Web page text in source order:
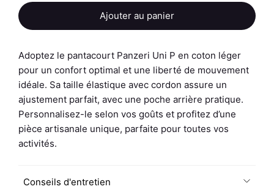
P
-
Personnalisé
Ajouter au panier
Adoptez le pantacourt Panzeri Uni P en coton léger
pour un confort optimal et une liberté de mouvement
idéale. Sa taille élastique avec cordon assure un
ajustement parfait, avec une poche arrière pratique.
Personnalisez-le selon vos goûts et profitez d’une
pièce artisanale unique, parfaite pour toutes vos
activités.
Conseils d'entretien